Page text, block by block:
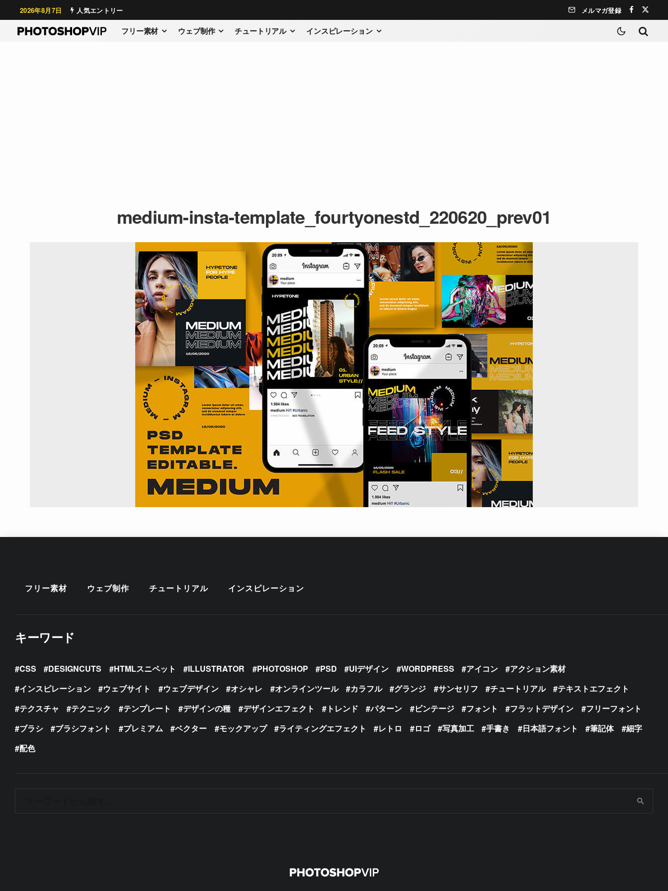
2026年8月7日 人気エントリー メルマガ登録
フリー素材 ウェブ制作 チュートリアル インスピレーション
medium-insta-template_fourtyonestd_220620_prev01
フリー素材 ウェブ制作 チュートリアル インスピレーション
キーワード
CSS DESIGNCUTS HTMLスニペット ILLUSTRATOR PHOTOSHOP PSD UIデザイン WORDPRESS アイコン
アクション素材
インスピレーション
ウェブサイト ウェブデザイン オシャレ オンラインツール カラフル グランジ サンセリフ チュートリアル
テキストエフェクト
テクスチャ
テクニック テンプレート デザインの種 デザインエフェクト トレンド パターン ビンテージ フォント フラットデザイン
フリーフォント
ブラシ
ブラシフォント プレミアム ベクター モックアップ ライティングエフェクト レトロ ロゴ 写真加工 手書き 日本語フォント 筆記体
細字
配色